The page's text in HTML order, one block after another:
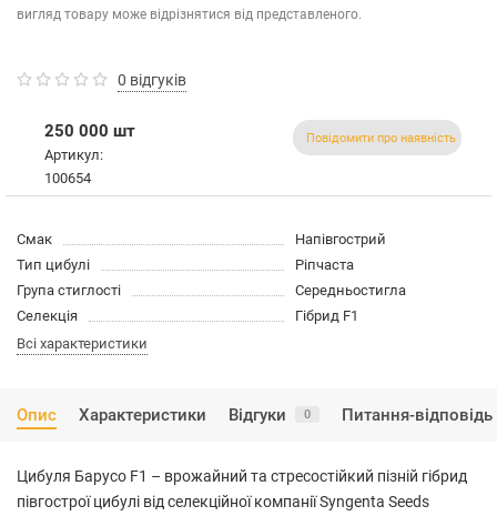
вигляд товару може відрізнятися від представленого.
0 відгуків
250 000 шт
Артикул:
100654
Повідомити про наявність
Смак
Напівгострий
Тип цибулі
Ріпчаста
Група стиглості
Середньостигла
Селекція
Гібрид F1
Всі характеристики
Опис Характеристики Відгуки 0 Питання-відповідь
Цибуля Барусо F1 – врожайний та стресостійкий пізній гібрид
півгострої цибулі від селекційної компанії Syngenta Seeds